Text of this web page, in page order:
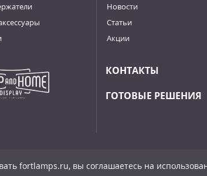
Новости
Статьи
Акции
КОНТАКТЫ
ГОТОВЫЕ РЕШЕНИЯ
fortlamps.ru, вы соглашаетесь на